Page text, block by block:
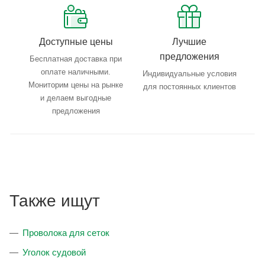
Доступные цены
Бесплатная доставка при
оплате наличными.
Мониторим цены на рынке
и делаем выгодные
предложения
Лучшие
предложения
Индивидуальные условия
для постоянных клиентов
Также ищут
Проволока для сеток
Уголок судовой